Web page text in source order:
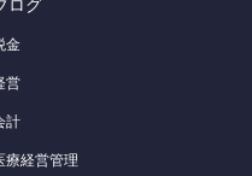
ログ
金
営
計
療経営管理